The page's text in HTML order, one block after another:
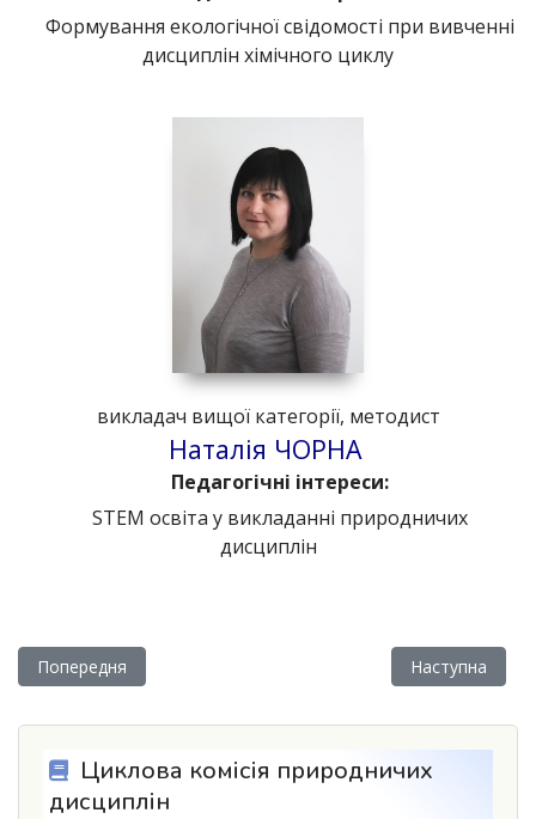
Формування екологічної свідомості при вивченні
дисциплін хімічного циклу
викладач вищої категорії, методист
Наталія ЧОРНА
Педагогічні інтереси:
STEM освіта у викладанні природничих
дисциплін
Попередня стаття: Профспілкова організація коледжу
Попередня Наступна
Наступна
Циклова комісія природничих
дисциплін